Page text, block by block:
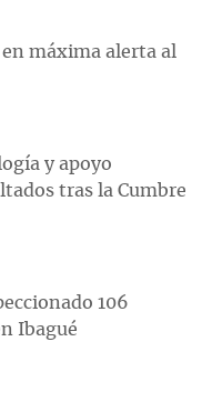
máxima alerta al
y apoyo
tras la Cumbre
106
Ibagué